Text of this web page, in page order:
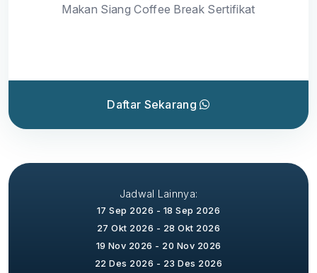
Makan Siang Coffee Break Sertifikat
Daftar Sekarang
Jadwal Lainnya:
17 Sep 2026 - 18 Sep 2026
27 Okt 2026 - 28 Okt 2026
19 Nov 2026 - 20 Nov 2026
22 Des 2026 - 23 Des 2026